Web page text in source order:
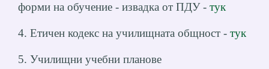
форми на обучение - извадка от ПДУ - тук
4. Етичен кодекс на училищната общност - тук
5. Училищни учебни планове